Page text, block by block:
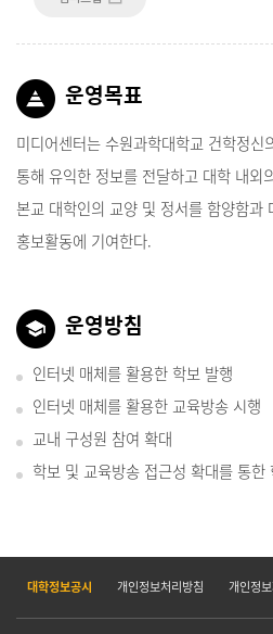
운영목표
미디어센터는 수원과학대학교 건학정
통해 유익한 정보를 전달하고 대학 내외
본교 대학인의 교양 및 정서를 함양함과
홍보활동에 기여한다.
운영방침
인터넷 매체를 활용한 학보 발행
인터넷 매체를 활용한 교육방송 시행
교내 구성원 참여 확대
학보 및 교육방송 접근성 확대를 통한
대학정보공시 개인정보처리방침 개인정